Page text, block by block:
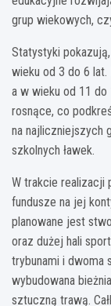
grup wiekowych,
Statystyki
wieku od 3 do 6
a w wieku od 11
rosnące, co
na najliczniejszych
szkolnych ławek.
W trakcie realizacji
fundusze na jej
planowane jest
oraz dużej hali
trybunami i dwoma
wybudowana
sztuczną trawą.